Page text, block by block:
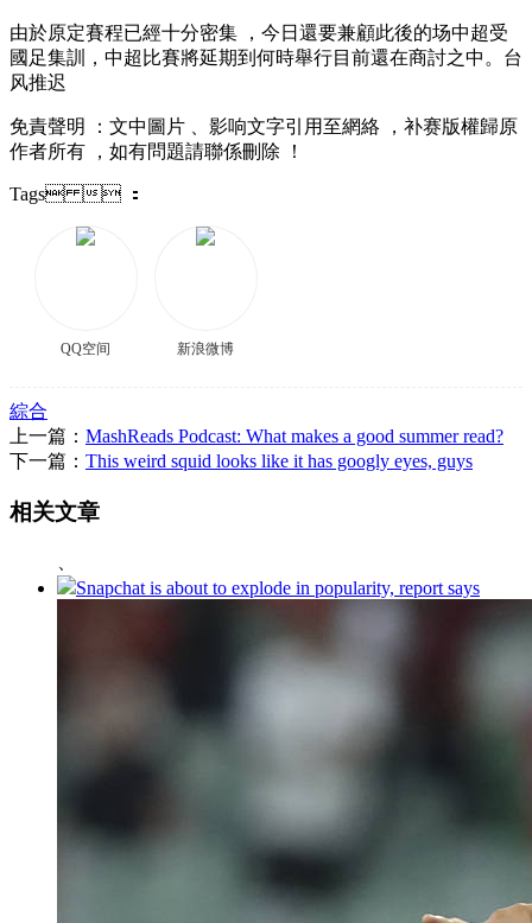
由於原定賽程已經十分密集 ，今日還要兼顧此後的场中超受
國足集訓，中超比賽將延期到何時舉行目前還在商討之中。台
风推迟
免責聲明 ：文中圖片 、影响文字引用至網絡 ，补赛版權歸原
作者所有 ，如有問題請聯係刪除 ！
Tags  ：
QQ空间 新浪微博
綜合
上一篇： MashReads Podcast: What makes a good summer read?
下一篇： This weird squid looks like it has googly eyes, guys
相关文章
Snapchat is about to explode in popularity, report says